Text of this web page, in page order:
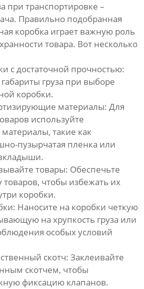
при транспортировке –
Правильно подобранная
коробка играет важную роль
товара. Вот несколько
с достаточной прочностью:
груза при выборе
коробки.
материалы: Для
используйте
такие как
пузырчатая пленка или
товары: Обеспечьте
товаров, чтобы избежать их
коробки.
Наносите на коробки четкую
на хрупкость груза или
особых условий
скотч: Заклеивайте
скотчем, чтобы
фиксацию клапанов.